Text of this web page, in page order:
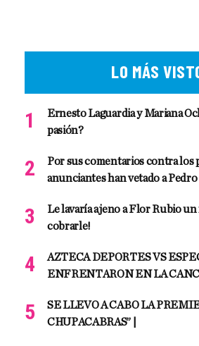
LO MÁS
Ernesto Laguardia y Mariana
pasión?
Por sus comentarios contra los
anunciantes han vetado a Pedro
Le lavaría ajeno a Flor Rubio un
cobrarle!
AZTECA DEPORTES VS
ENFRENTARON EN LA
SE LLEVO A CABO LA
CHUPACABRAS” |